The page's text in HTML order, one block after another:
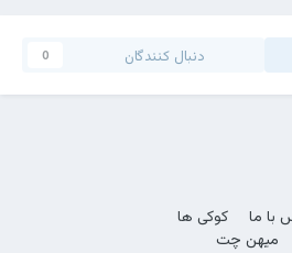
دنبال کنندگان 0
با ما
کوکی ها
میهن چت